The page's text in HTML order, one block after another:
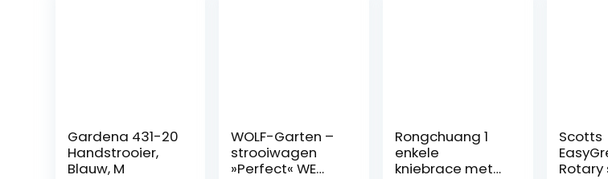
Gardena 431-20
Handstrooier,
Blauw, M
WOLF-Garten –
strooiwagen
»Perfect« WE
Rongchuang 1
enkele
kniebrace met
Scotts